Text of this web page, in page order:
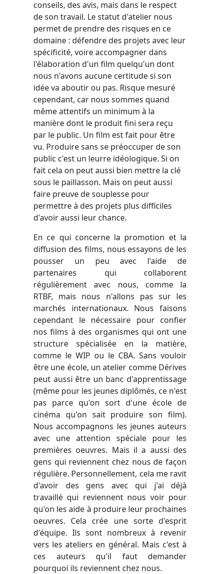
conseils, des avis, mais dans le respect
de son travail. Le statut d'atelier nous
permet de prendre des risques en ce
domaine : défendre des projets avec leur
spécificité, voire accompagner dans
l'élaboration d'un film quelqu'un dont
nous n'avons aucune certitude si son
idée va aboutir ou pas. Risque mesuré
cependant, car nous sommes quand
même attentifs un minimum à la
manière dont le produit fini sera reçu
par le public. Un film est fait pour être
vu. Produire sans se préoccuper de son
public c'est un leurre idéologique. Si on
fait cela on peut aussi bien mettre la clé
sous le paillasson. Mais on peut aussi
faire preuve de souplesse pour
permettre à des projets plus difficiles
d'avoir aussi leur chance.
En ce qui concerne la promotion et la
diffusion des films, nous essayons de les
pousser un peu avec l'aide de
partenaires qui collaborent
régulièrement avec nous, comme la
RTBF, mais nous n'allons pas sur les
marchés internationaux. Nous faisons
cependant le nécessaire pour confier
nos films à des organismes qui ont une
structure spécialisée en la matière,
comme le WIP ou le CBA. Sans vouloir
être une école, un atelier comme Dérives
peut aussi être un banc d'apprentissage
(même pour les jeunes diplômés, ce n'est
pas parce qu'on sort d'une école de
cinéma qu'on sait produire son film).
Nous accompagnons les jeunes auteurs
avec une attention spéciale pour les
premières oeuvres. Mais il a aussi des
gens qui reviennent chez nous de façon
régulière. Personnellement, cela me ravit
d'avoir des gens avec qui j'ai déjà
travaillé qui reviennent nous voir pour
qu'on les aide à produire leur prochaines
oeuvres. Cela crée une sorte d'esprit
d'équipe. Ils sont nombreux à revenir
vers les ateliers en général. Mais c'est à
ces auteurs qu'il faut demander
pourquoi ils reviennent chez nous.